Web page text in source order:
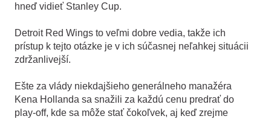
hneď vidieť Stanley Cup.
Detroit Red Wings to veľmi dobre vedia, takže ich
prístup k tejto otázke je v ich súčasnej neľahkej situácii
zdržanlivejší.
Ešte za vlády niekdajšieho generálneho manažéra
Kena Hollanda sa snažili za každú cenu predrať do
play-off, kde sa môže stať čokoľvek, aj keď zrejme